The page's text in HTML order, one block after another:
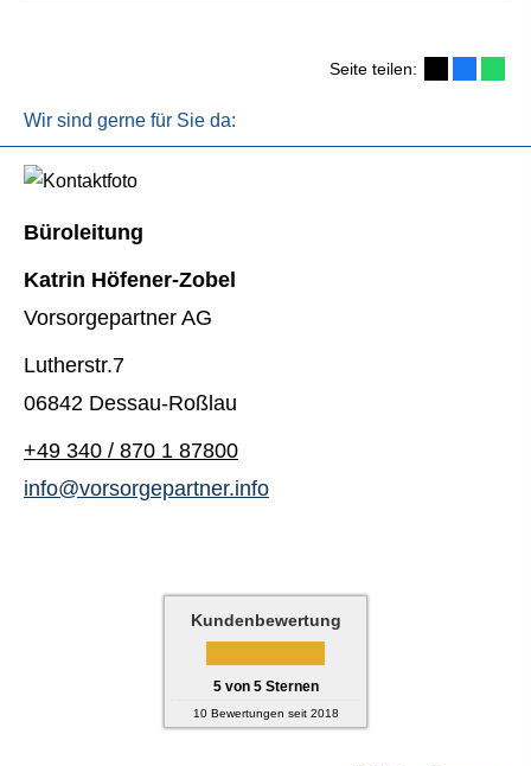
Seite teilen:
Wir sind gerne für Sie da:
Büroleitung
Katrin Höfener-Zobel
Vorsorgepartner AG
Lutherstr.7
06842 Dessau-Roßlau
+49 340 / 870 1 87800
info@vorsorgepartner.info
Kundenbewertung
5von 5Sternen
10Bewertungen seit 2018